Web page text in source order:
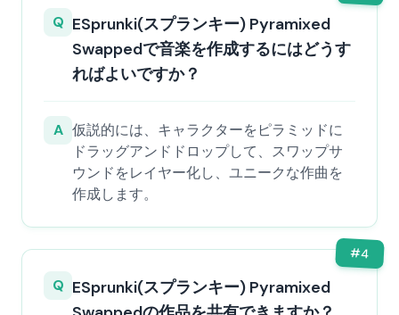
Q ESprunki(スプランキー) Pyramixed
Swappedで音楽を作成するにはどうす
ればよいですか？
A 仮説的には、キャラクターをピラミッドに
ドラッグアンドドロップして、スワップサ
ウンドをレイヤー化し、ユニークな作曲を
作成します。
#4
Q ESprunki(スプランキー) Pyramixed